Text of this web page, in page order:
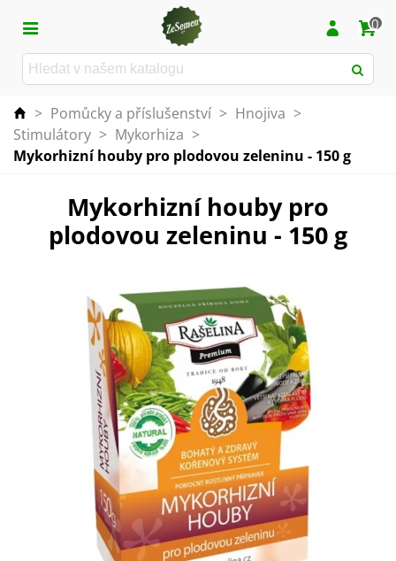
0
> Pomůcky a příslušenství > Hnojiva >
Stimulátory > Mykorhiza >
Mykorhizní houby pro plodovou zeleninu - 150 g
Mykorhizní houby pro
plodovou zeleninu - 150 g